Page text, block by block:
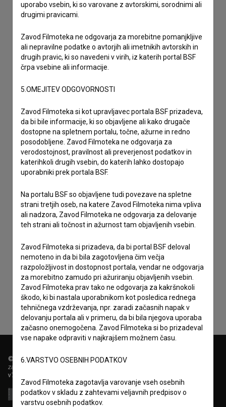
prijavljam napako
želim dodati podatke
drugo
Sprejemamsplošne pogojein dajemsoglasje
zbiranje, hrambo in obdelavo osebnih podatkov.
© 2018-2026, Filmoteka,
zavod za širjenje filmske kulture
v7.151.0
uporabo vsebin, ki so varovane z avtorskimi, sorodnimi ali
drugimi pravicami.
Zavod Filmoteka ne odgovarja za morebitne pomanjkljive
ali nepravilne podatke o avtorjih ali imetnikih avtorskih in
drugih pravic, ki so navedeni v virih, iz katerih portal BSF
črpa vsebine ali informacije.
5.OMEJITEV ODGOVORNOSTI
Zavod Filmoteka si kot upravljavec portala BSF prizadeva,
da bi bile informacije, ki so objavljene ali kako drugače
dostopne na spletnem portalu, točne, ažurne in redno
posodobljene. Zavod Filmoteka ne odgovarja za
verodostojnost, pravilnost ali preverjenost podatkov in
katerihkoli drugih vsebin, do katerih lahko dostopajo
uporabniki prek portala BSF.
Na portalu BSF so objavljene tudi povezave na spletne
strani tretjih oseb, na katere Zavod Filmoteka nima vpliva
ali nadzora, Zavod Filmoteka ne odgovarja za delovanje
teh strani ali točnost in ažurnost tam objavljenih vsebin.
Zavod Filmoteka si prizadeva, da bi portal BSF deloval
nemoteno in da bi bila zagotovljena čim večja
razpoložljivost in dostopnost portala, vendar ne odgovarja
za morebitno zamudo pri ažuriranju objavljenih vsebin.
Zavod Filmoteka prav tako ne odgovarja za kakršnokoli
škodo, ki bi nastala uporabnikom kot posledica rednega
tehničnega vzdrževanja, npr. zaradi začasnih napak v
delovanju portala ali v primeru, da bi bila njegova uporaba
začasno onemogočena. Zavod Filmoteka si bo prizadeval
vse napake odpraviti v najkrajšem možnem času.
6.VARSTVO OSEBNIH PODATKOV
Zavod Filmoteka zagotavlja varovanje vseh osebnih
podatkov v skladu z zahtevami veljavnih predpisov o
varstvu osebnih podatkov.